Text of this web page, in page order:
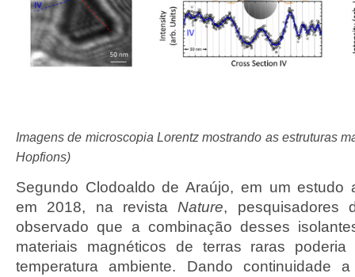
Imagens de microscopia Lorentz mostrando as estruturas
Hopfions)
Segundo Clodoaldo de Araújo, em um estudo
em 2018, na revistaNature, pesquisadores
observado que a combinação desses
materiais magnéticos de terras raras
temperatura ambiente. Dando continuidade